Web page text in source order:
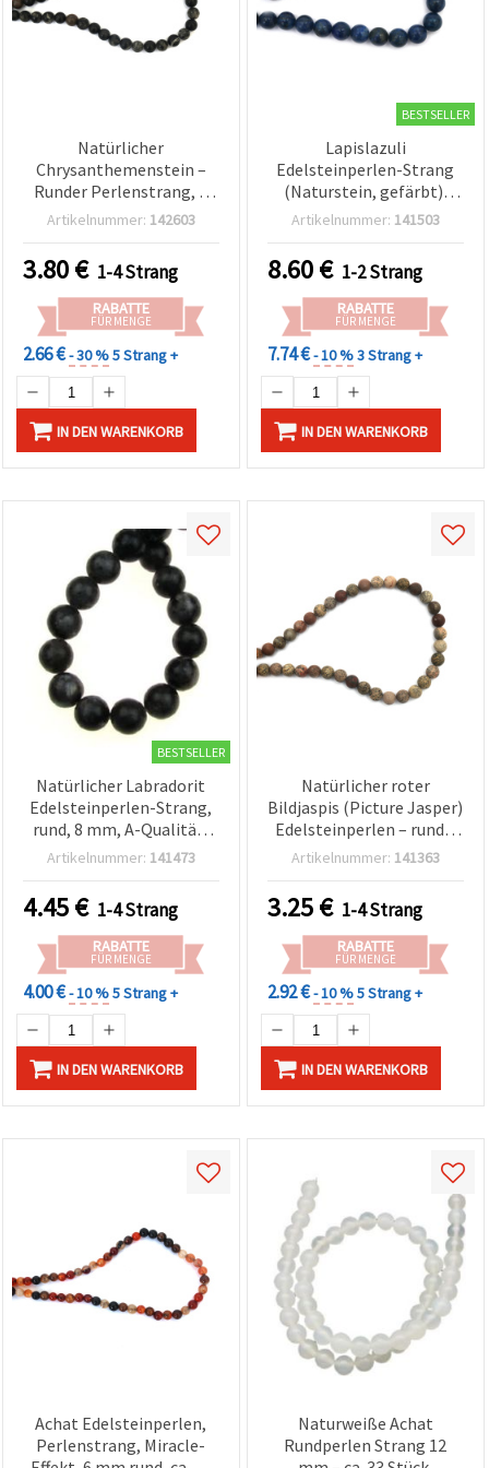
Natürlicher
Chrysanthemenstein –
Runder Perlenstrang, 8
mm, 45 Stück, für
Artikelnummer: 142603
3.80€ 1-4 Strang
RABATTE
FÜR MENGE
2.66 €- 30 %5 Strang +
IN DEN WARENKORB
BESTSELLER
Lapislazuli
Edelsteinperlen-Strang
(Naturstein, gefärbt),
Rundperlen, Ø 8 mm, ca.
Artikelnummer: 141503
8.60€ 1-2 Strang
RABATTE
FÜR MENGE
7.74 €- 10 %3 Strang +
IN DEN WARENKORB
BESTSELLER
Natürlicher Labradorit
Edelsteinperlen-Strang,
rund, 8 mm, A-Qualität,
ca. 48 Stück – Polierte
Schmuckherstellung,
Armbänder, Halsketten
und DIY-Basteln
Artikelnummer: 141473
4.45€ 1-4 Strang
RABATTE
FÜR MENGE
4.00 €- 10 %5 Strang +
IN DEN WARENKORB
Natürlicher roter
Bildjaspis (Picture Jasper)
Edelsteinperlen – rund 8
mm, poliert,
Strang (~45 Stk.) für DIY
Schmuckherstellung,
Basteln, Armbänder &
Halsketten
Artikelnummer: 141363
3.25€ 1-4 Strang
RABATTE
FÜR MENGE
2.92 €- 10 %5 Strang +
IN DEN WARENKORB
Achat Edelsteinperlen,
Perlenstrang, Miracle-
Naturweiße Achat
Rundperlen Strang 12